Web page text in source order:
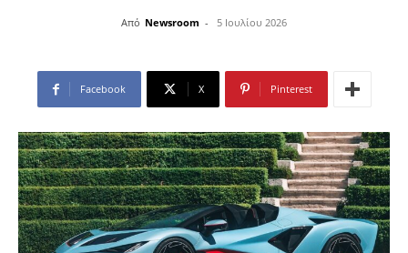
Από Newsroom - 5 Ιουλίου 2026
Facebook X Pinterest